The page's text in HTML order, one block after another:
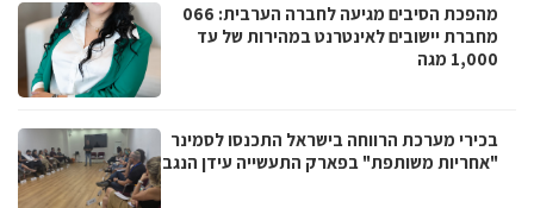
מהפכת הסיבים מגיעה לחברה הערבית: 066
מחברת יישובים לאינטרנט במהירות של עד
1,000 מגה
בכירי מערכת הרווחה בישראל התכנסו לסמינר
"אחריות משותפת" בפארק התעשייה עידן הנגב